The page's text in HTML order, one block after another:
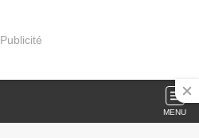
Publicité
MENU